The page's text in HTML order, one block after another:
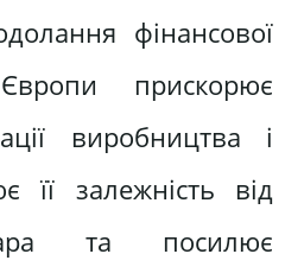
фінансової
прискорює
виробництва і
її залежність від
та посилює